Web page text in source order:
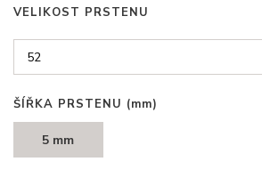
VELIKOST PRSTENU
ŠÍŘKA PRSTENU (mm)
5 mm